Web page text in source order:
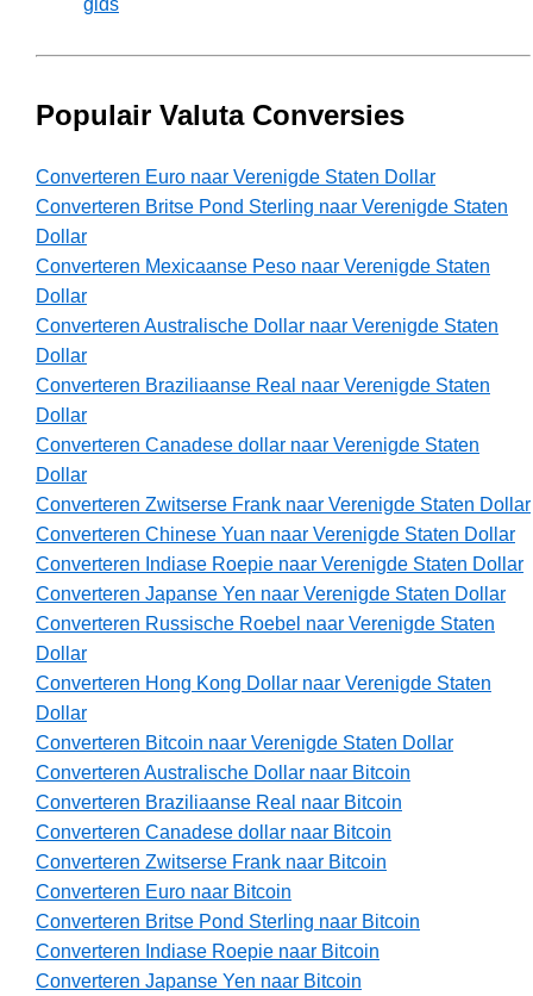
gids
Populair Valuta Conversies
Converteren Euro naar Verenigde Staten Dollar
Converteren Britse Pond Sterling naar Verenigde Staten
Dollar
Converteren Mexicaanse Peso naar Verenigde Staten
Dollar
Converteren Australische Dollar naar Verenigde Staten
Dollar
Converteren Braziliaanse Real naar Verenigde Staten
Dollar
Converteren Canadese dollar naar Verenigde Staten
Dollar
Converteren Zwitserse Frank naar Verenigde Staten Dollar
Converteren Chinese Yuan naar Verenigde Staten Dollar
Converteren Indiase Roepie naar Verenigde Staten Dollar
Converteren Japanse Yen naar Verenigde Staten Dollar
Converteren Russische Roebel naar Verenigde Staten
Dollar
Converteren Hong Kong Dollar naar Verenigde Staten
Dollar
Converteren Bitcoin naar Verenigde Staten Dollar
Converteren Australische Dollar naar Bitcoin
Converteren Braziliaanse Real naar Bitcoin
Converteren Canadese dollar naar Bitcoin
Converteren Zwitserse Frank naar Bitcoin
Converteren Euro naar Bitcoin
Converteren Britse Pond Sterling naar Bitcoin
Converteren Indiase Roepie naar Bitcoin
Converteren Japanse Yen naar Bitcoin